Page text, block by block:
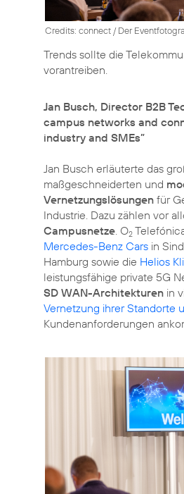
Credits: connect / Der
Trends sollte die
vorantreiben.
Jan Busch, Director B2B
campus networks and
industry and SMEs”
Jan Busch erläuterte das
maßgeschneiderten und
Vernetzungslösungen für
Industrie. Dazu zählen vor
Campusnetze. O2
Mercedes-Benz Cars in
Hamburg sowie die Helios
leistungsfähige private 5G
SD WAN-Architekturen in
Vernetzung ihrer Standorte
Kundenanforderungen